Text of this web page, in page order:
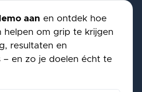
aan en ontdek hoe
helpen om grip te krijgen
resultaten en
– en zo je doelen écht te